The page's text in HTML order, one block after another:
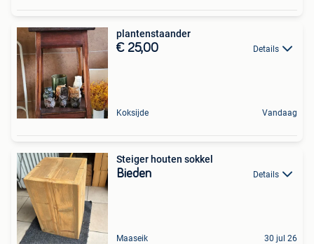
plantenstaander
€ 25,00 Details
Koksijde Vandaag
Steiger houten sokkel
Bieden Details
Maaseik 30 jul 26